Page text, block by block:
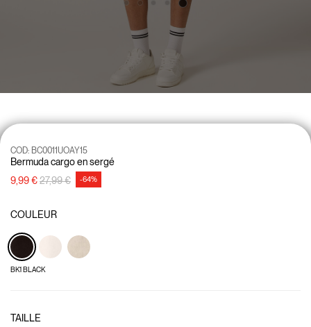
Bermuda cargo en sergé
COD: BC0011UOAY15
9,99 €Prix réduit de
27,99 €à -64%
COULEUR
BK1 BLACK
TAILLE